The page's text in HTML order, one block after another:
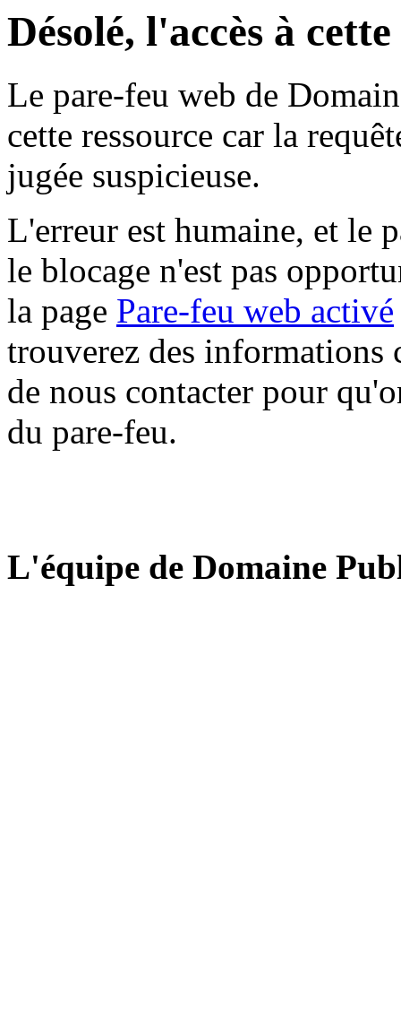
Désolé, l'accès à
Le pare-feu web de
cette ressource car la
jugée suspicieuse.
L'erreur est humaine, et le
le blocage n'est pas
la page Pare-feu web activé
trouverez des informations
de nous contacter pour
du pare-feu.
L'équipe de Domaine